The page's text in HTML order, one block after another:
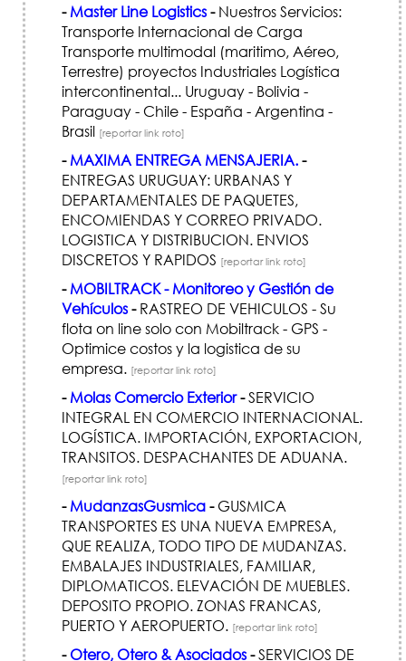
- Master Line Logistics-Nuestros Servicios:
Transporte Internacional de Carga
Transporte multimodal (maritimo, Aéreo,
Terrestre) proyectos Industriales Logística
intercontinental... Uruguay - Bolivia -
Paraguay - Chile - España - Argentina -
Brasil [reportar link roto]
- MAXIMA ENTREGA MENSAJERIA.-
ENTREGAS URUGUAY: URBANAS Y
DEPARTAMENTALES DE PAQUETES,
ENCOMIENDAS Y CORREO PRIVADO.
LOGISTICA Y DISTRIBUCION. ENVIOS
DISCRETOS Y RAPIDOS [reportar link roto]
- MOBILTRACK - Monitoreo y Gestión de
Vehículos-RASTREO DE VEHICULOS - Su
flota on line solo con Mobiltrack - GPS -
Optimice costos y la logistica de su
empresa. [reportar link roto]
- Molas Comercio Exterior-SERVICIO
INTEGRAL EN COMERCIO INTERNACIONAL.
LOGÍSTICA. IMPORTACIÓN, EXPORTACION,
TRANSITOS. DESPACHANTES DE ADUANA.
[reportar link roto]
- MudanzasGusmica-GUSMICA
TRANSPORTES ES UNA NUEVA EMPRESA,
QUE REALIZA, TODO TIPO DE MUDANZAS.
EMBALAJES INDUSTRIALES, FAMILIAR,
DIPLOMATICOS. ELEVACIÓN DE MUEBLES.
DEPOSITO PROPIO. ZONAS FRANCAS,
PUERTO Y AEROPUERTO. [reportar link roto]
- Otero, Otero & Asociados-SERVICIOS DE